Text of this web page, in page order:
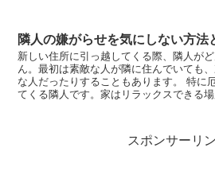
隣人の嫌がらせを気にしない方法
新しい住所に引っ越してくる際、隣人が
ん。最初は素敵な人が隣に住んでいても
な人だったりすることもあります。 特に
てくる隣人です。家はリラックスできる場
スポンサーリ